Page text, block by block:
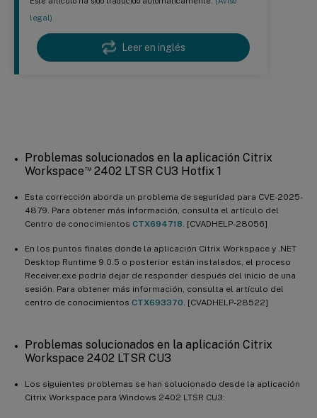
legal)
Leer en inglés
Problemas solucionados en la aplicación Citrix
Workspace™2402 LTSR CU3 Hotfix 1
Esta corrección aborda un problema de seguridad para CVE-2025-
4879. Para obtener más información, consulta el artículo del
Centro de conocimientos CTX694718. [CVADHELP-28056]
En los puntos finales donde la aplicación Citrix Workspace y .NET
Desktop Runtime 9.0.5 o posterior están instalados, el proceso
Receiver.exe podría dejar de responder después del inicio de una
sesión. Para obtener más información, consulta el artículo del
centro de conocimientos CTX693370. [CVADHELP-28522]
Problemas solucionados en la aplicación Citrix
Workspace 2402 LTSR CU3
Los siguientes problemas se han solucionado desde la aplicación
Citrix Workspace para Windows 2402 LTSR CU3: